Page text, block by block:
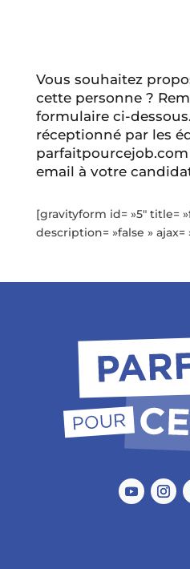
Vous souhaitez
cette personne ?
formulaire ci-
réceptionné par les
email à votre
[gravityform id= »5″ title=
description= »false » ajax=